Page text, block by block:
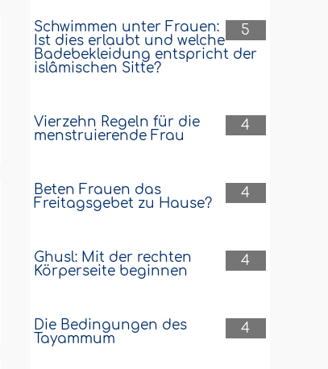
5
Schwimmen unter Frauen:
Ist dies erlaubt und welche
Badebekleidung entspricht der
islâmischen Sitte?
4
Vierzehn Regeln für die
menstruierende Frau
4
Beten Frauen das
Freitagsgebet zu Hause?
4
Ghusl: Mit der rechten
Körperseite beginnen
4
Die Bedingungen des
Tayammum